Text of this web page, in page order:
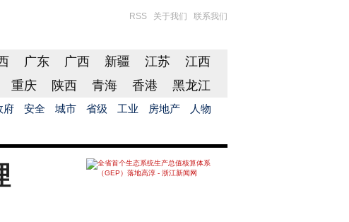
RSS 关于我们 联系我们
广东 广西 新疆 江苏
江西
重庆 陕西 青海 香港 黑龙江
府 安全 城市 省级 工业 房地产 人物